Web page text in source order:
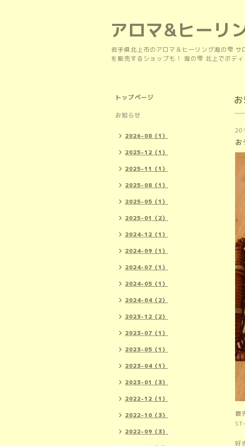
アロマ&ヒーリ
岩手県北上市のアロマ＆ヒーリング海の雫
を販売するショップも！ 海の雫 北上でボデ
お
最
好
トップページ
お知らせ
2026-08（1）
2025-12（1）
2025-11（1）
2025-08（1）
2025-05（1）
2025-01（2）
2024-12（1）
2024-09（1）
2024-07（1）
2024-05（1）
2024-04（2）
2023-12（2）
2023-07（1）
2023-05（1）
2023-04（1）
2023-01（3）
2022-12（1）
2022-10（3）
2022-09（3）